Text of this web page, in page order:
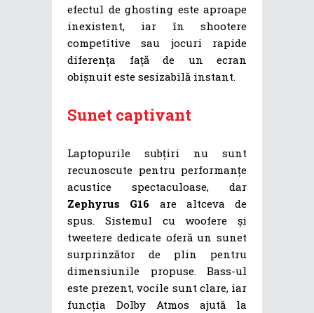
efectul de ghosting este aproape
inexistent, iar în shootere
competitive sau jocuri rapide
diferența față de un ecran
obișnuit este sesizabilă instant.
Sunet captivant
Laptopurile subțiri nu sunt
recunoscute pentru performanțe
acustice spectaculoase, dar
Zephyrus G16 are altceva de
spus. Sistemul cu woofere și
tweetere dedicate oferă un sunet
surprinzător de plin pentru
dimensiunile propuse. Bass-ul
este prezent, vocile sunt clare, iar
funcția Dolby Atmos ajută la